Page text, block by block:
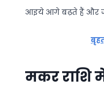
आइये आगे बढ़ते हैं और
मकर राशि